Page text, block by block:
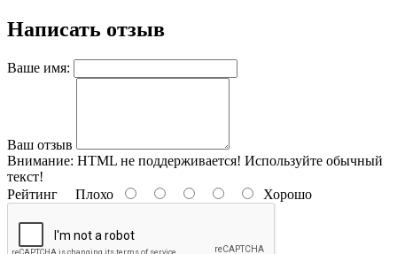
Написать отзыв
Ваше имя:
Ваш отзыв
Внимание: HTML не поддерживается! Используйте обычный
текст!
Рейтинг Плохо Хорошо